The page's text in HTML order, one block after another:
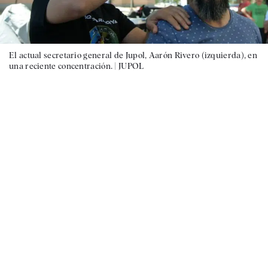
El actual secretario general de Jupol, Aarón Rivero (izquierda), en
una reciente concentración. |JUPOL